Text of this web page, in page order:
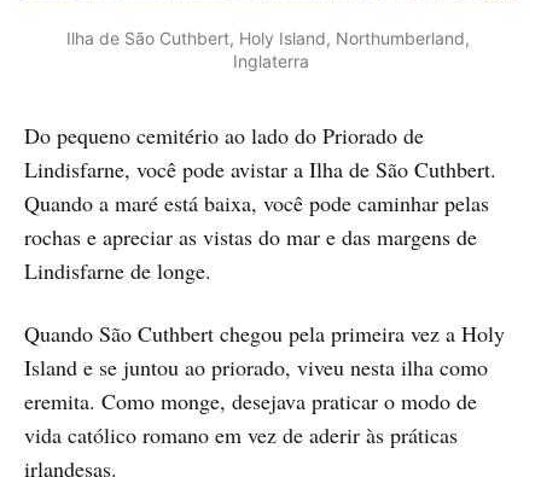
Ilha de São Cuthbert, Holy Island, Northumberland,
Inglaterra
Do pequeno cemitério ao lado do Priorado de
Lindisfarne, você pode avistar a Ilha de São Cuthbert.
Quando a maré está baixa, você pode caminhar pelas
rochas e apreciar as vistas do mar e das margens de
Lindisfarne de longe.
Quando São Cuthbert chegou pela primeira vez a Holy
Island e se juntou ao priorado, viveu nesta ilha como
eremita. Como monge, desejava praticar o modo de
vida católico romano em vez de aderir às práticas
irlandesas.